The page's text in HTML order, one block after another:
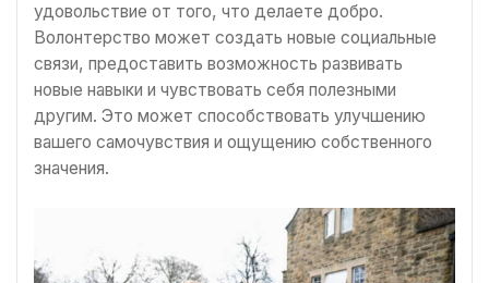
удовольствие от того, что делаете добро.
Волонтерство может создать новые социальные
связи, предоставить возможность развивать
новые навыки и чувствовать себя полезными
другим. Это может способствовать улучшению
вашего самочувствия и ощущению собственного
значения.